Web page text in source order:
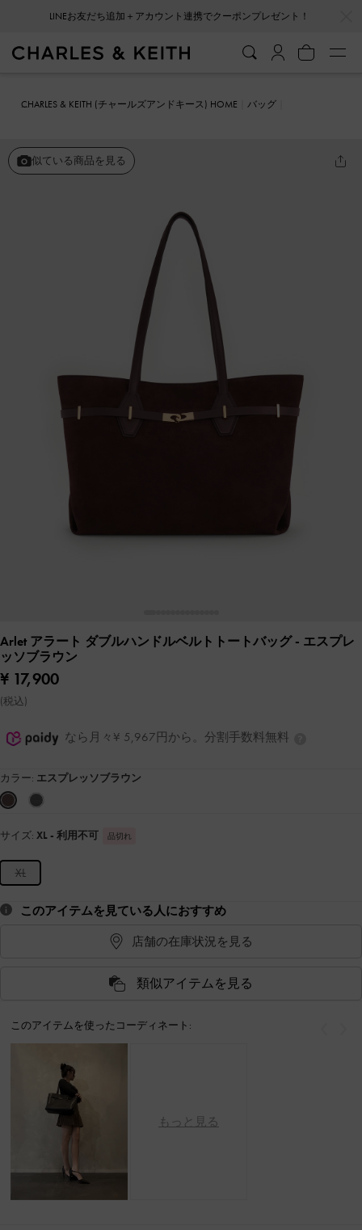
LINEお友だち追加＋アカウント連携でクーポンプレゼント！
CHARLES & KEITH (チャールズアンドキース) HOME
バッグ
似ている商品を見る
Arlet アラート ダブルハンドルベルトトートバッグ- エスプレ
ッソブラウン
¥ 17,900
(税込)
なら月々¥ 5,967円から。分割手数料無料
カラー: エスプレッソブラウン
サイズ: XL - 利用不可 品切れ
XL
このアイテムを見ている人におすすめ
店舗の在庫状況を見る
類似アイテムを見る
このアイテムを使ったコーディネート:
もっと見る